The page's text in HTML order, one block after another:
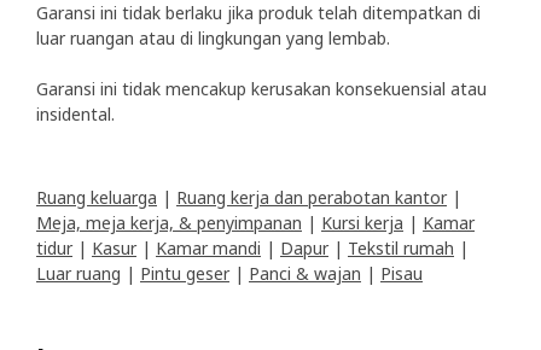
Garansi ini tidak berlaku jika produk telah ditempatkan di
luar ruangan atau di lingkungan yang lembab.
Garansi ini tidak mencakup kerusakan konsekuensial atau
insidental.
Ruang keluarga | Ruang kerja dan perabotan kantor |
Meja, meja kerja, & penyimpanan | Kursi kerja | Kamar
tidur | Kasur | Kamar mandi | Dapur | Tekstil rumah |
Luar ruang | Pintu geser | Panci & wajan | Pisau